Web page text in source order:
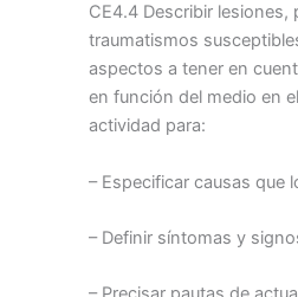
CE4.4 Describir lesiones,
traumatismos
aspectos a tener en
en función del medio en
actividad para:
– Especificar causas que
– Definir síntomas y